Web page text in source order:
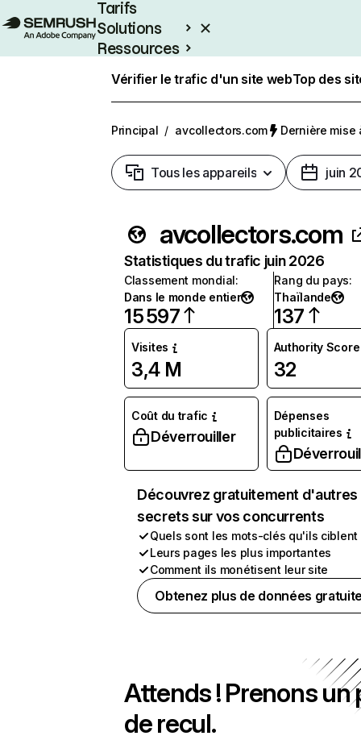
Tarifs
Solutions
Ressources
Vérifier le trafic d'un site webTop des
Principal / avcollectors.com Dernière mise
Tous les appareils juin
avcollectors.com
Statistiques du trafic juin 2026
Classement mondial:
Dans le monde entier
15 597
Rang du pays:
Thaïlande
137
Visites
3,4 M
Authority Score
32
Coût du trafic
Déverrouiller
Dépenses
publicitaires
Découvrez gratuitement d'autres
secrets sur vos concurrents
Quels sont les mots-clés qu'ils ciblent
Leurs pages les plus importantes
Comment ils monétisent leur site
Obtenez plus de données
Attends ! Prenons un
de recul.